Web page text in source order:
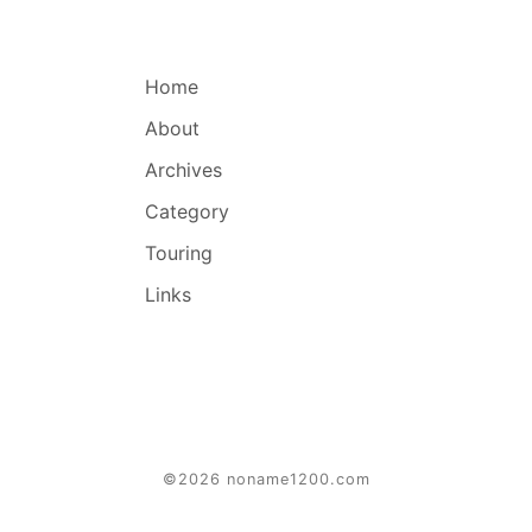
Home
About
Archives
Category
Touring
Links
©2026 noname1200.com